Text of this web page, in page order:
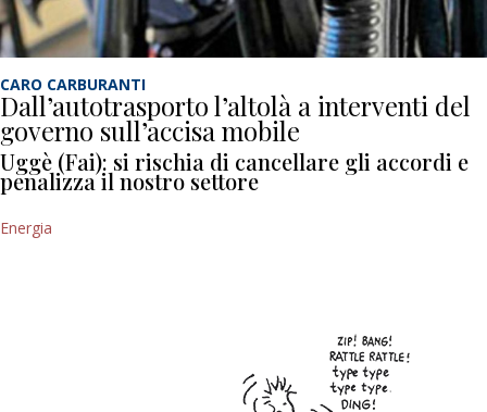
CARO CARBURANTI
Dall’autotrasporto l’altolà a interventi del
governo sull’accisa mobile
Uggè (Fai): si rischia di cancellare gli accordi e
penalizza il nostro settore
Energia